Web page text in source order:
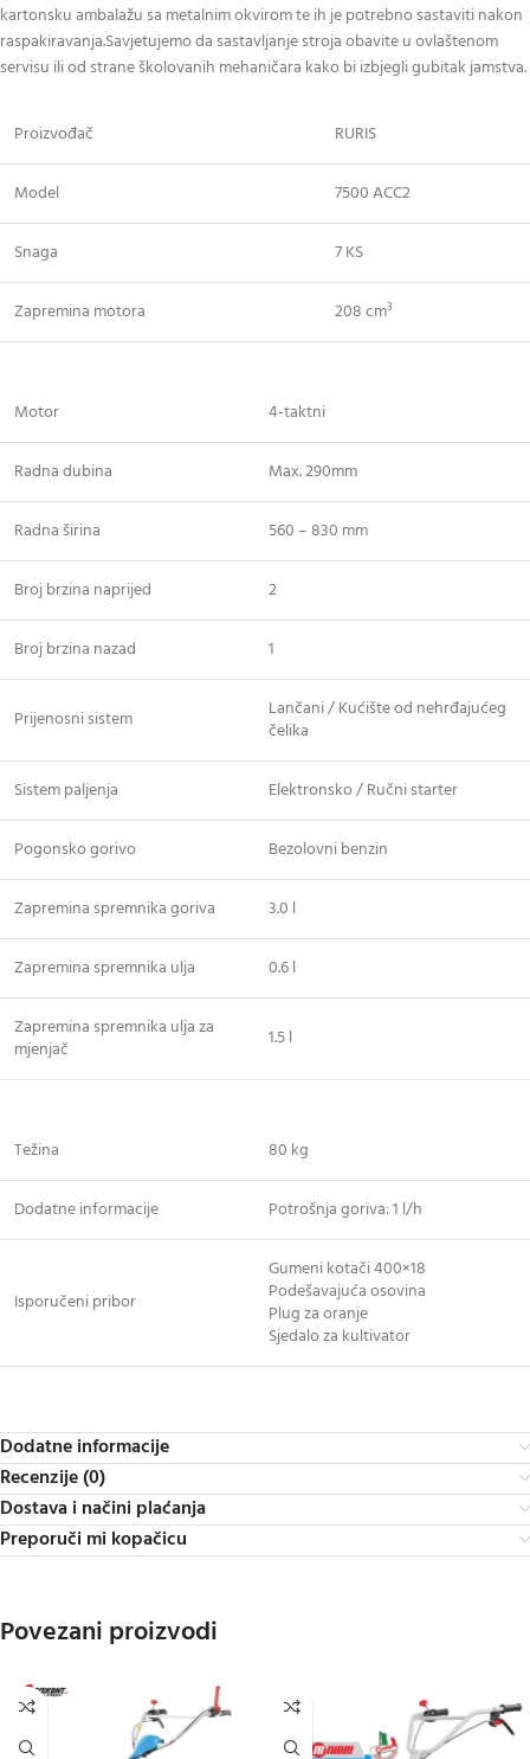
kartonsku ambalažu sa metalnim okvirom te ih je potrebno sastaviti nakon
raspakiravanja.Savjetujemo da sastavljanje stroja obavite u ovlaštenom
servisu ili od strane školovanih mehaničara kako bi izbjegli gubitak jamstva.
Proizvođač RURIS
Model 7500 ACC2
Snaga 7 KS
Zapremina motora 208 cm³
Motor 4-taktni
Radna dubina Max. 290mm
Radna širina 560 – 830 mm
Broj brzina naprijed 2
Broj brzina nazad 1
Prijenosni sistem
Lančani / Kućište od nehrđajućeg
čelika
Sistem paljenja Elektronsko / Ručni starter
Pogonsko gorivo Bezolovni benzin
Zapremina spremnika goriva 3.0 l
Zapremina spremnika ulja 0.6 l
Zapremina spremnika ulja za
mjenjač
1.5 l
Težina 80 kg
Dodatne informacije Potrošnja goriva: 1 l/h
Isporučeni pribor
Gumeni kotači 400×18
Podešavajuća osovina
Plug za oranje
Sjedalo za kultivator
Dodatne informacije
Recenzije (0)
Dostava i načini plaćanja
Preporuči mi kopačicu
Povezani proizvodi